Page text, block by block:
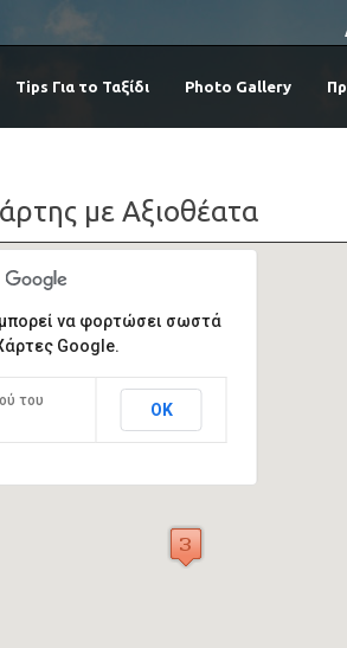
Tips Για το Ταξίδι Photo Gallery
με Αξιοθέατα
να φορτώσει σωστά
Google.
του
ΟΚ